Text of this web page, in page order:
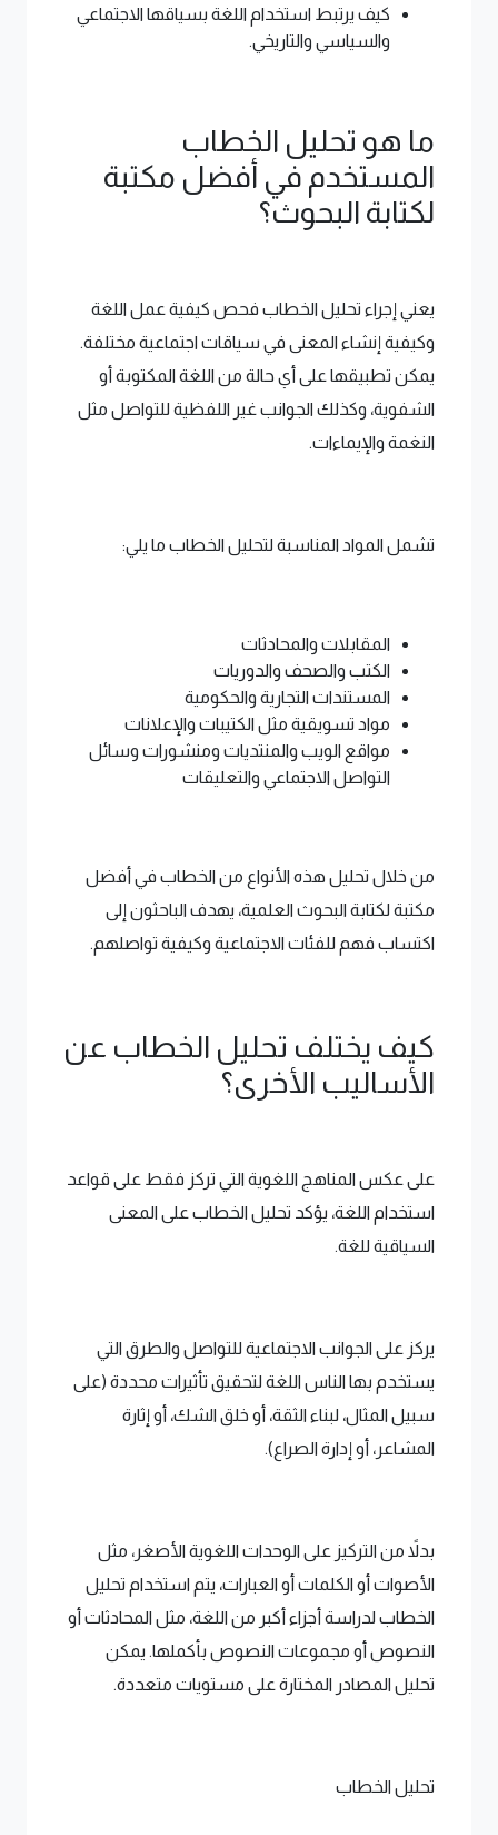
كيف يرتبط استخدام اللغة بسياقها الاجتماعي
والسياسي والتاريخي.
ما هو تحليل الخطاب
المستخدم في أفضل مكتبة
لكتابة البحوث؟
يعني إجراء تحليل الخطاب فحص كيفية عمل اللغة
وكيفية إنشاء المعنى في سياقات اجتماعية مختلفة.
يمكن تطبيقها على أي حالة من اللغة المكتوبة أو
الشفوية، وكذلك الجوانب غير اللفظية للتواصل مثل
النغمة والإيماءات.
تشمل المواد المناسبة لتحليل الخطاب ما يلي:
المقابلات والمحادثات
الكتب والصحف والدوريات
المستندات التجارية والحكومية
مواد تسويقية مثل الكتيبات والإعلانات
مواقع الويب والمنتديات ومنشورات وسائل
التواصل الاجتماعي والتعليقات
من خلال تحليل هذه الأنواع من الخطاب في أفضل
مكتبة لكتابة البحوث العلمية، يهدف الباحثون إلى
اكتساب فهم للفئات الاجتماعية وكيفية تواصلهم.
كيف يختلف تحليل الخطاب عن
الأساليب الأخرى؟
على عكس المناهج اللغوية التي تركز فقط على قواعد
استخدام اللغة، يؤكد تحليل الخطاب على المعنى
السياقية للغة.
يركز على الجوانب الاجتماعية للتواصل والطرق التي
يستخدم بها الناس اللغة لتحقيق تأثيرات محددة (على
سبيل المثال، لبناء الثقة، أو خلق الشك، أو إثارة
المشاعر، أو إدارة الصراع).
بدلاً من التركيز على الوحدات اللغوية الأصغر، مثل
الأصوات أو الكلمات أو العبارات، يتم استخدام تحليل
الخطاب لدراسة أجزاء أكبر من اللغة، مثل المحادثات أو
النصوص أو مجموعات النصوص بأكملها. يمكن
تحليل المصادر المختارة على مستويات متعددة.
تحليل الخطاب